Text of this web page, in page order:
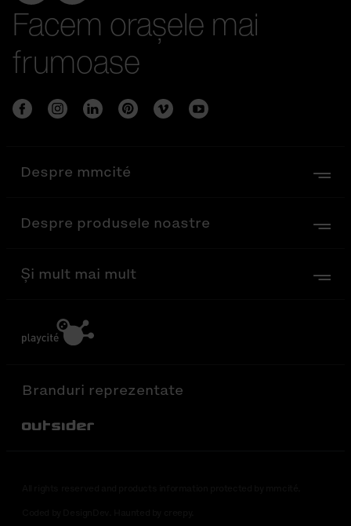
Facem orașele mai
frumoase
Despre mmcité
Despre produsele noastre
Și mult mai mult
Branduri reprezentate
Out-Sider